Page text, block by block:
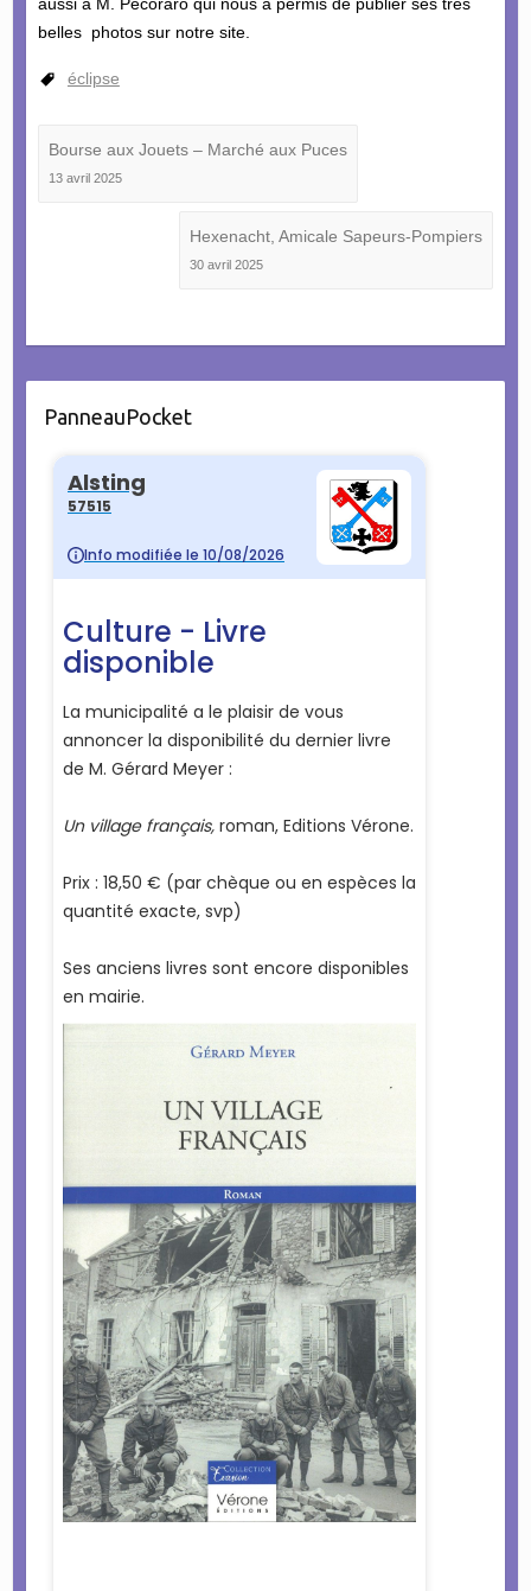
belles photos sur notre site.
éclipse
Bourse aux Jouets – Marché aux Puces
13 avril 2025
Hexenacht, Amicale Sapeurs-Pompiers
30 avril 2025
PanneauPocket